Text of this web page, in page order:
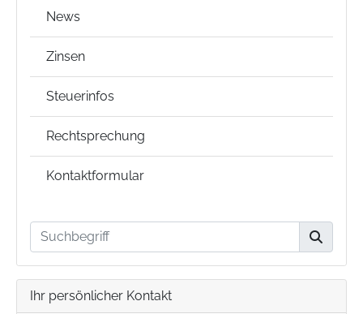
News
Zinsen
Steuerinfos
Rechtsprechung
Kontaktformular
Ihr persönlicher Kontakt